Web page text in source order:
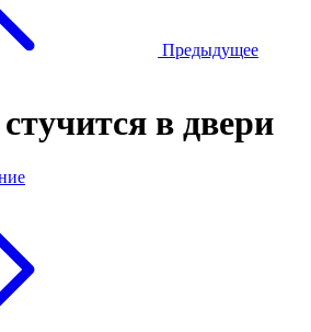
Предыдущее
в двери